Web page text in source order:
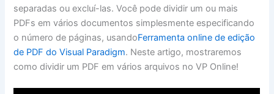
separadas ou excluí-las. Você pode dividir um ou mais
PDFs em vários documentos simplesmente especificando
o número de páginas, usandoFerramenta online de edição
de PDF do Visual Paradigm. Neste artigo, mostraremos
como dividir um PDF em vários arquivos no VP Online!